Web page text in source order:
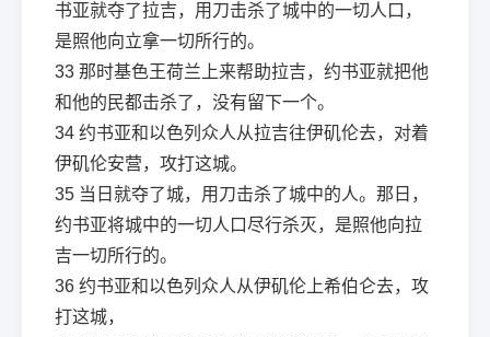
书亚就夺了拉吉，用刀击杀了城中的一切人口，
是照他向立拿一切所行的。
33 那时基色王荷兰上来帮助拉吉，约书亚就把他
和他的民都击杀了，没有留下一个。
34 约书亚和以色列众人从拉吉往伊矶伦去，对着
伊矶伦安营，攻打这城。
35 当日就夺了城，用刀击杀了城中的人。那日，
约书亚将城中的一切人口尽行杀灭，是照他向拉
吉一切所行的。
36 约书亚和以色列众人从伊矶伦上希伯仑去，攻
打这城，